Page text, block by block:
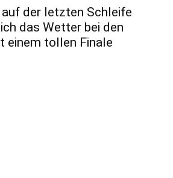
der letzten Schleife
das Wetter bei den
einem tollen Finale